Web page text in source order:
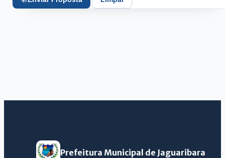
Prefeitura Municipal de Jaguaribara